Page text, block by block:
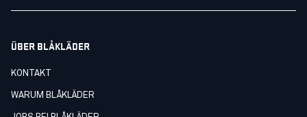
ÜBER BLÅKLÄDER
KONTAKT
WARUM BLÅKLÄDER